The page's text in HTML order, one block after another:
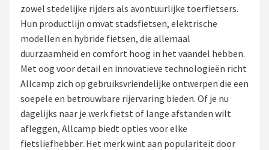
Kinderfietsen
Stadsfietsen
Elektrische fietsen
Mountainbikes
Shop
zowel stedelijke rijders als avontuurlijke toerfietsers.
Hun productlijn omvat stadsfietsen, elektrische
modellen en hybride fietsen, die allemaal
duurzaamheid en comfort hoog in het vaandel hebben.
Met oog voor detail en innovatieve technologieën richt
Allcamp zich op gebruiksvriendelijke ontwerpen die een
soepele en betrouwbare rijervaring bieden. Of je nu
dagelijks naar je werk fietst of lange afstanden wilt
afleggen, Allcamp biedt opties voor elke
fietsliefhebber. Het merk wint aan populariteit door